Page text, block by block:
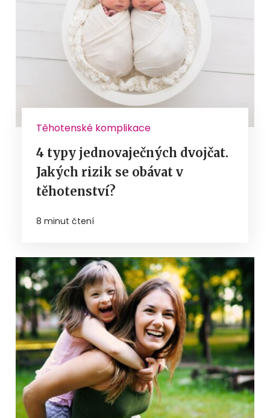
Těhotenské komplikace
4 typy jednovaječných dvojčat.
Jakých rizik se obávat v
těhotenství?
8 minut čtení